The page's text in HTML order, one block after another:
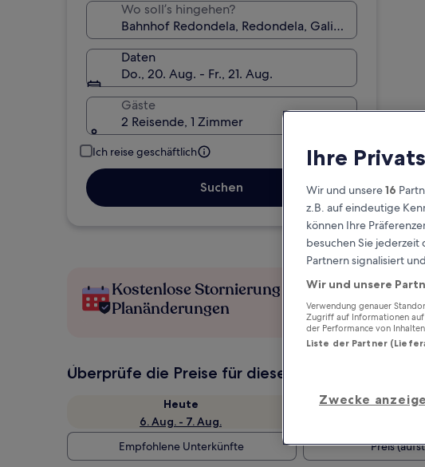
Wo soll’s hingehen?
Daten
Do., 20. Aug. - Fr., 21. Aug.
Gäste
2 Reisende, 1 Zimmer
Ich reise geschäftlich
Suchen
Kostenlose Stornierung bei
Planänderungen
Überprüfe die Preise für diese Daten
Heute
6. Aug. - 7. Aug.
Empfohlene Unterkünfte
Preis
Ihre
Wir und unsere16
z.B. auf eindeutige
können Ihre
besuchen Sie jederzeit
Partnern signalisiert
Wir und unsere
Verwendung genauer
Zugriff auf Informationen auf
der Performance von
Liste der Partner
Zwecke